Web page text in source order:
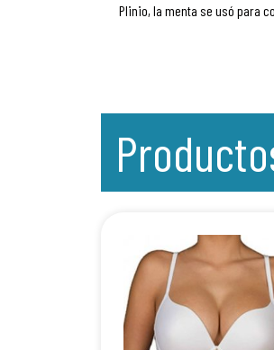
Plinio, la menta se usó para